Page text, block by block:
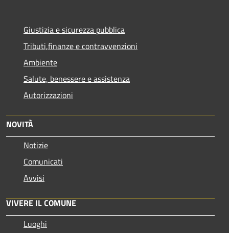
Giustizia e sicurezza pubblica
Tributi,finanze e contravvenzioni
Ambiente
Salute, benessere e assistenza
Autorizzazioni
NOVITÀ
Notizie
Comunicati
Avvisi
VIVERE IL COMUNE
Luoghi